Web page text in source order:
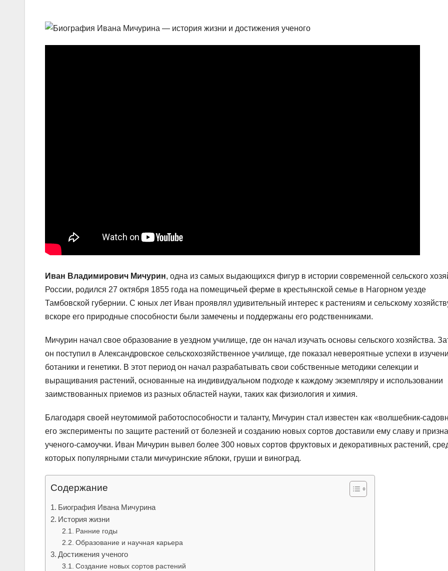
Иван Владимирович Мичурин, одна из самых выдающихся фигур в истории современной сельского
России, родился 27 октября 1855 года на помещичьей ферме в крестьянской семье в Нагорном уезде
Тамбовской губернии. С юных лет Иван проявлял удивительный интерес к растениям и сельскому
вскоре его природные способности были замечены и поддержаны его родственниками.
Мичурин начал свое образование в уездном училище, где он начал изучать основы сельского хозяйства.
он поступил в Александровское сельскохозяйственное училище, где показал невероятные успехи в
ботаники и генетики. В этот период он начал разрабатывать свои собственные методики селекции и
выращивания растений, основанные на индивидуальном подходе к каждому экземпляру и использовании
заимствованных приемов из разных областей науки, таких как физиология и химия.
Благодаря своей неутомимой работоспособности и таланту, Мичурин стал известен как «волшебник-
его эксперименты по защите растений от болезней и созданию новых сортов доставили ему славу и
ученого-самоучки. Иван Мичурин вывел более 300 новых сортов фруктовых и декоративных растений,
которых популярными стали мичуринские яблоки, груши и виноград.
Содержание
Биография Ивана Мичурина
История жизни
Ранние годы
Образование и научная карьера
Достижения ученого
Создание новых сортов растений